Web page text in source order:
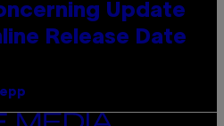
Update
Release Date